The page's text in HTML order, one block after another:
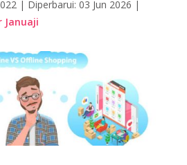
| Diperbarui: 03 Jun 2026 |
Januaji